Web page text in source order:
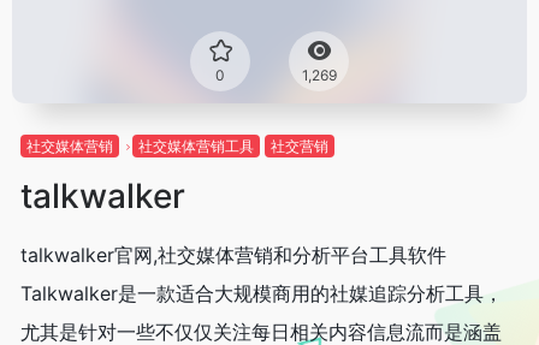
0 1,269
社交媒体营销 社交媒体营销工具 社交营销
talkwalker
talkwalker官网,社交媒体营销和分析平台工具软件
Talkwalker是一款适合大规模商用的社媒追踪分析工具，
尤其是针对一些不仅仅关注每日相关内容信息流而是涵盖